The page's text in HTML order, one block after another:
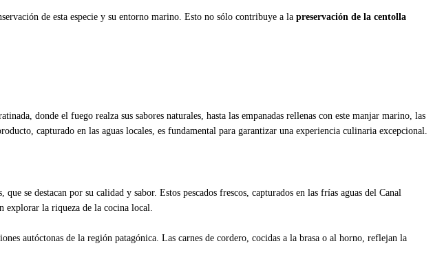
de esta especie y su entorno marino. Esto no sólo contribuye a la preservación de la centolla
donde el fuego realza sus sabores naturales, hasta las empanadas rellenas con este manjar marino, las
capturado en las aguas locales, es fundamental para garantizar una experiencia culinaria excepcional.
se destacan por su calidad y sabor. Estos pescados frescos, capturados en las frías aguas del Canal
explorar la riqueza de la cocina local.
autóctonas de la región patagónica. Las carnes de cordero, cocidas a la brasa o al horno, reflejan la